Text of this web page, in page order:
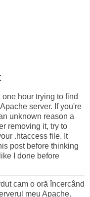
one hour trying to find
server. If you're
unknown reason a
removing it, try to
.htaccess file. It
post before thinking
I done before
cam o oră încercând
meu Apache.